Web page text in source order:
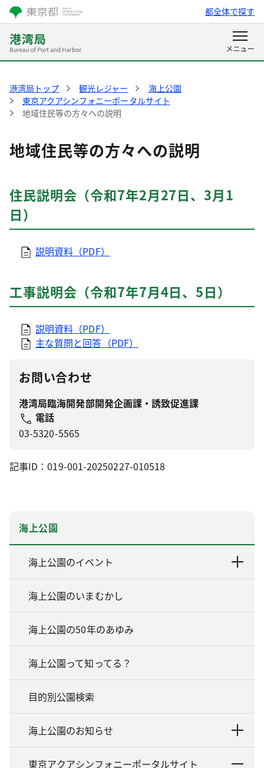
都全体で探す
港湾局トップ 観光レジャー
海上公園
東京アクアシンフォニーポータルサイト
地域住民等の方々への説明
地域住民等の方々への説明
住民説明会（令和7年2月27日、3月1
日）
説明資料（PDF）
工事説明会（令和7年7月4日、5日）
説明資料（PDF）
主な質問と回答（PDF）
お問い合わせ
港湾局臨海開発部開発企画課・誘致促進課
電話
03-5320-5565
記事ID：019-001-20250227-010518
海上公園
海上公園のイベント
海上公園のいまむかし
海上公園の50年のあゆみ
海上公園って知ってる？
目的別公園検索
海上公園のお知らせ
東京アクアシンフォニーポータルサイト